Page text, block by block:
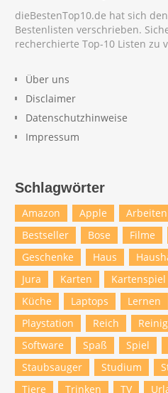
dieBestenTop10.de hat sich den
Bestenlisten verschrieben.
recherchierte Top-10 Listen zu
Über uns
Disclaimer
Datenschutzhinweise
Impressum
Schlagwörter
Amazon Apple Arbeiten
Bestseller
Bose Filme
Geschenke
Haus
Jura
Karten Kartenspiel
Küche
Laptops Lernen
Playstation
Reich
Software
Spaß Spiel
Staubsauger
Studium
Tiere
Trinken TV